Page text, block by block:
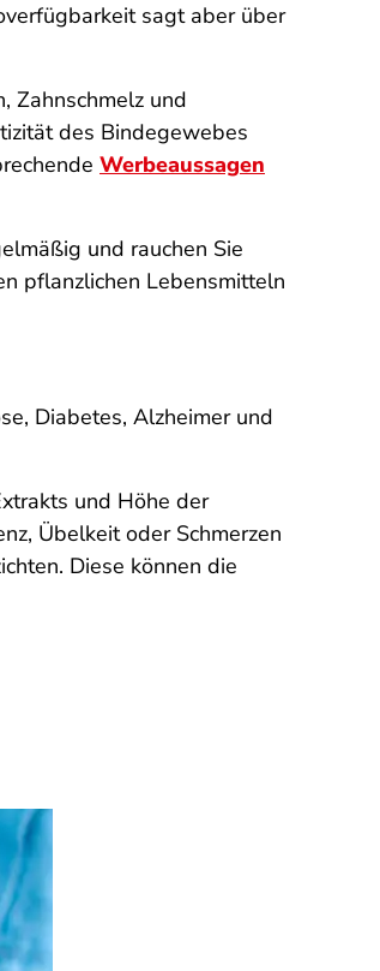
sagt aber über
Zahnschmelz und
des Bindegewebes
Werbeaussagen
und rauchen Sie
pflanzlichen Lebensmitteln
Diabetes, Alzheimer und
und Höhe der
Übelkeit oder Schmerzen
Diese können die